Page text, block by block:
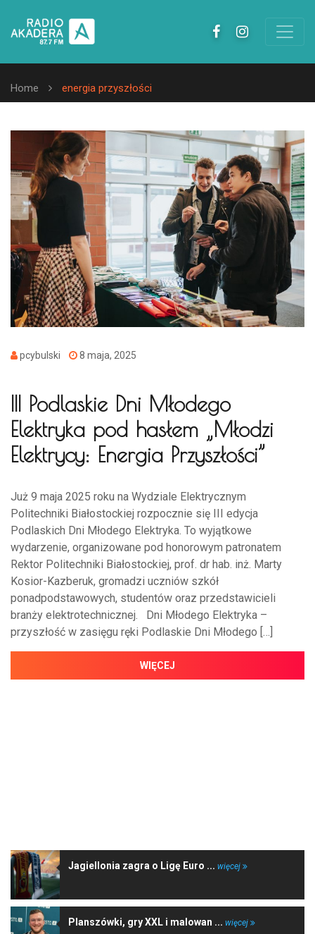
Home energia przyszłości
pcybulski 8 maja, 2025
III Podlaskie Dni Młodego
Elektryka pod hasłem „Młodzi
Elektrycy: Energia Przyszłości”
Już 9 maja 2025 roku na Wydziale Elektrycznym
Politechniki Białostockiej rozpocznie się III edycja
Podlaskich Dni Młodego Elektryka. To wyjątkowe
wydarzenie, organizowane pod honorowym patronatem
Rektor Politechniki Białostockiej, prof. dr hab. inż. Marty
Kosior-Kazberuk, gromadzi uczniów szkół
ponadpodstawowych, studentów oraz przedstawicieli
branży elektrotechnicznej. Dni Młodego Elektryka –
przyszłość w zasięgu ręki Podlaskie Dni Młodego […]
WIĘCEJ
Jagiellonia zagra o Ligę Euro ... więcej
Planszówki, gry XXL i malowan ... więcej